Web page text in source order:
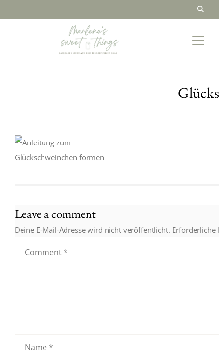
Leave a comment
Deine E-Mail-Adresse wird nicht veröffentlicht.